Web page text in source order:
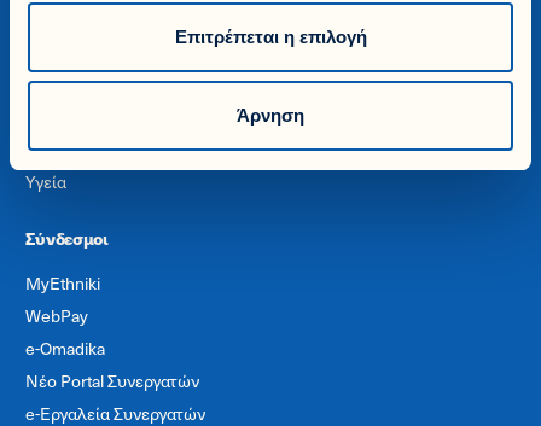
Επιτρέπεται η επιλογή
Άρνηση
Εξυπηρέτηση
Μετακίνηση
Υγεία
Σύνδεσμοι
MyEthniki
WebPay
e-Omadika
Νέο Portal Συνεργατών
e-Εργαλεία Συνεργατών